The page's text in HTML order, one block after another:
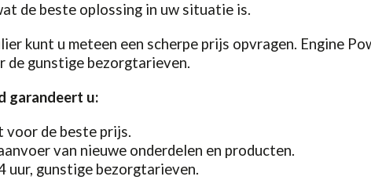
de beste oplossing in uw situatie is.
kunt u meteen een scherpe prijs opvragen. Engine
de gunstige bezorgtarieven.
garandeert u:
de beste prijs.
van nieuwe onderdelen en producten.
uur, gunstige bezorgtarieven.